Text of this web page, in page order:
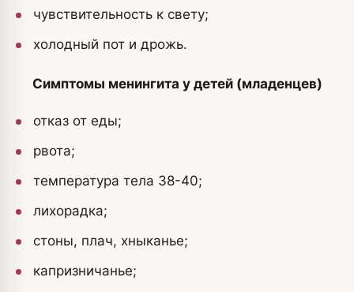
чувствительность к свету;
холодный пот и дрожь.
Симптомы менингита у детей (младенцев)
отказ от еды;
рвота;
температура тела 38-40;
лихорадка;
стоны, плач, хныканье;
капризничанье;